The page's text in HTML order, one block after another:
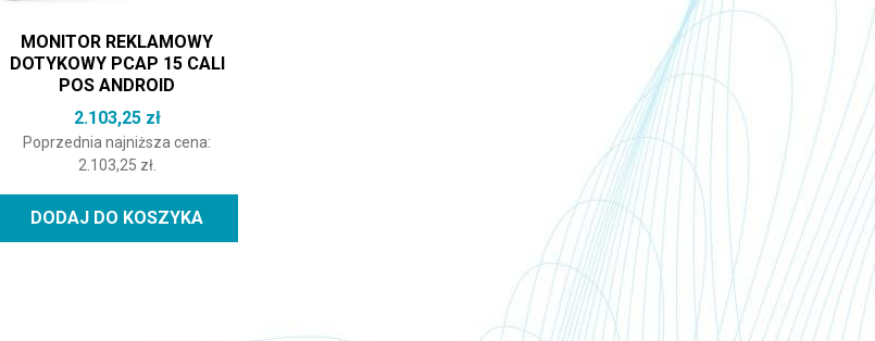
MONITOR REKLAMOWY
DOTYKOWY PCAP 15 CALI
POS ANDROID
2.103,25 zł
Poprzednia najniższa cena:
2.103,25 zł.
DODAJ DO KOSZYKA